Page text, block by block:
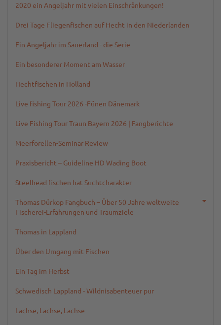
2020 ein Angeljahr mit vielen Einschränkungen!
Drei Tage Fliegenfischen auf Hecht in den Niederlanden
Ein Angeljahr im Sauerland - die Serie
Ein besonderer Moment am Wasser
Hechtfischen in Holland
Live fishing Tour 2026 -Fünen Dänemark
Live Fishing Tour Traun Bayern 2026 | Fangberichte
Meerforellen-Seminar Review
Praxisbericht – Guideline HD Wading Boot
Steelhead fischen hat Suchtcharakter
Thomas Dürkop Fangbuch – Über 50 Jahre weltweite
Fischerei-Erfahrungen und Traumziele
Thomas in Lappland
Über den Umgang mit Fischen
Ein Tag im Herbst
Schwedisch Lappland - Wildnisabenteuer pur
Lachse, Lachse, Lachse